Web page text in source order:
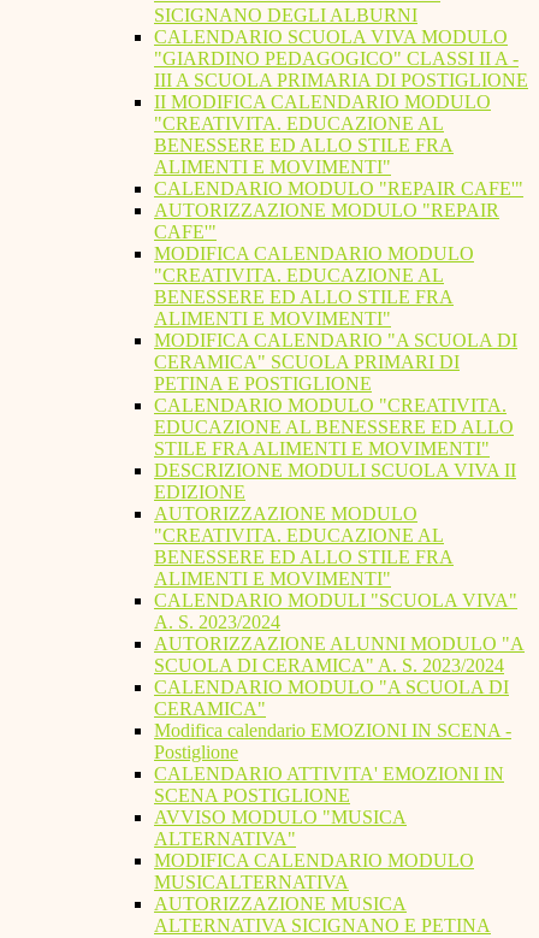
SICIGNANO DEGLI ALBURNI
CALENDARIO SCUOLA VIVA MODULO
"GIARDINO PEDAGOGICO" CLASSI II A -
III A SCUOLA PRIMARIA DI POSTIGLIONE
II MODIFICA CALENDARIO MODULO
"CREATIVITA. EDUCAZIONE AL
BENESSERE ED ALLO STILE FRA
ALIMENTI E MOVIMENTI"
CALENDARIO MODULO "REPAIR CAFE'"
AUTORIZZAZIONE MODULO "REPAIR
CAFE'"
MODIFICA CALENDARIO MODULO
"CREATIVITA. EDUCAZIONE AL
BENESSERE ED ALLO STILE FRA
ALIMENTI E MOVIMENTI"
MODIFICA CALENDARIO "A SCUOLA DI
CERAMICA" SCUOLA PRIMARI DI
PETINA E POSTIGLIONE
CALENDARIO MODULO "CREATIVITA.
EDUCAZIONE AL BENESSERE ED ALLO
STILE FRA ALIMENTI E MOVIMENTI"
DESCRIZIONE MODULI SCUOLA VIVA II
EDIZIONE
AUTORIZZAZIONE MODULO
"CREATIVITA. EDUCAZIONE AL
BENESSERE ED ALLO STILE FRA
ALIMENTI E MOVIMENTI"
CALENDARIO MODULI "SCUOLA VIVA"
A. S. 2023/2024
AUTORIZZAZIONE ALUNNI MODULO "A
SCUOLA DI CERAMICA" A. S. 2023/2024
CALENDARIO MODULO "A SCUOLA DI
CERAMICA"
Modifica calendario EMOZIONI IN SCENA -
Postiglione
CALENDARIO ATTIVITA' EMOZIONI IN
SCENA POSTIGLIONE
AVVISO MODULO "MUSICA
ALTERNATIVA"
MODIFICA CALENDARIO MODULO
MUSICALTERNATIVA
AUTORIZZAZIONE MUSICA
ALTERNATIVA SICIGNANO E PETINA